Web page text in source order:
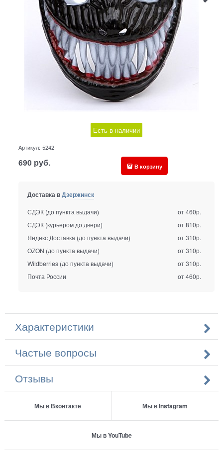
Есть в наличии
Артикул: 5242
690 руб. В корзину
Доставка вДзержинск
СДЭК (до пункта выдачи)
от 460р.
СДЭК (курьером до двери)
от 810р.
Яндекс Доставка (до пункта выдачи)
от 310р.
OZON (до пункта выдачи)
от 310р.
Wildberries (до пункта выдачи)
от 310р.
Почта России
от 460р.
Характеристики
Частые вопросы
Отзывы
Мы в Вконтакте Мы в Instagram
Мы в YouTube